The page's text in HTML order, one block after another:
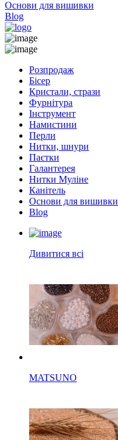
Основи для вишивки
Blog
Розпродаж
Бісер
Кристали, стрази
Фурнітура
Інструмент
Намистини
Перли
Нитки, шнури
Паєтки
Галантерея
Нитки Муліне
Канітель
Основи для вишивки
Blog
Дивитися всі
MATSUNO